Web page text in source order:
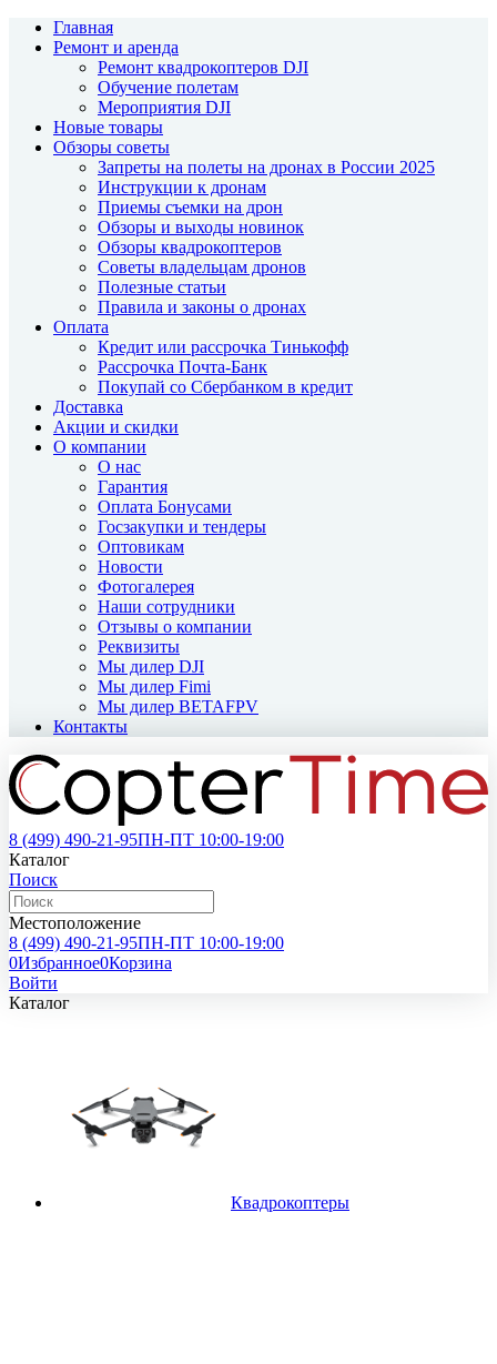
Главная
Ремонт и аренда
Ремонт квадрокоптеров DJI
Обучение полетам
Мероприятия DJI
Новые товары
Обзоры советы
Запреты на полеты на дронах в России 2025
Инструкции к дронам
Приемы съемки на дрон
Обзоры и выходы новинок
Обзоры квадрокоптеров
Советы владельцам дронов
Полезные статьи
Правила и законы о дронах
Оплата
Кредит или рассрочка Тинькофф
Рассрочка Почта-Банк
Покупай со Сбербанком в кредит
Доставка
Акции и скидки
О компании
О нас
Гарантия
Оплата Бонусами
Госзакупки и тендеры
Оптовикам
Новости
Фотогалерея
Наши сотрудники
Отзывы о компании
Реквизиты
Мы дилер DJI
Мы дилер Fimi
Мы дилер BETAFPV
Контакты
8 (499) 490-21-95ПН-ПТ 10:00-19:00
Каталог
Поиск
Местоположение
8 (499) 490-21-95ПН-ПТ 10:00-19:00
0Избранное0Корзина
Войти
Каталог
Квадрокоптеры